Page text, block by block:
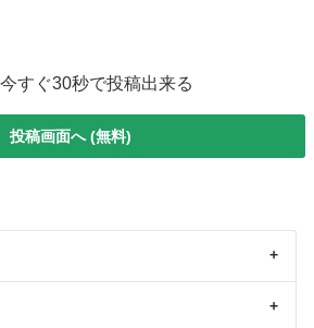
すぐ30秒で投稿出来る
投稿画面へ (無料)